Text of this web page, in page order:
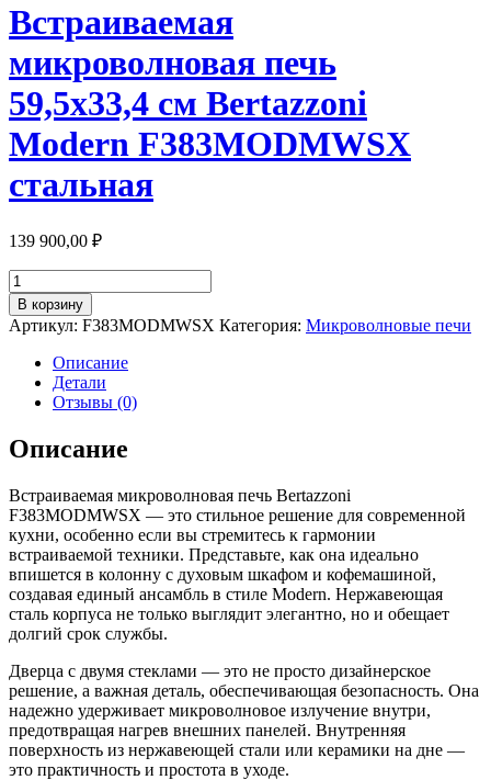
Встраиваемая
микроволновая печь
59,5х33,4 см Bertazzoni
Modern F383MODMWSX
стальная
139 900,00 ₽
Количество
товара
Встраиваемая
микроволновая
печь
59,5х33,4
Bertazzoni
Modern
F383MODMWSX
В корзину
Артикул: F383MODMWSX Категория: Микроволновые печи
Описание
Детали
Отзывы (0)
Описание
Встраиваемая микроволновая печь Bertazzoni
F383MODMWSX — это стильное решение для современной
кухни, особенно если вы стремитесь к гармонии
встраиваемой техники. Представьте, как она идеально
впишется в колонну с духовым шкафом и кофемашиной,
создавая единый ансамбль в стиле Modern. Нержавеющая
сталь корпуса не только выглядит элегантно, но и обещает
долгий срок службы.
Дверца с двумя стеклами — это не просто дизайнерское
решение, а важная деталь, обеспечивающая безопасность. Она
надежно удерживает микроволновое излучение внутри,
предотвращая нагрев внешних панелей. Внутренняя
поверхность из нержавеющей стали или керамики на дне —
это практичность и простота в уходе.